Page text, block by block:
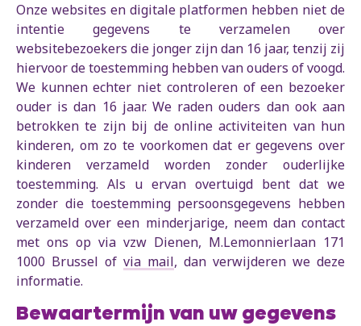
Onze websites en digitale platformen hebben niet de
intentie gegevens te verzamelen over
websitebezoekers die jonger zijn dan 16 jaar, tenzij zij
hiervoor de toestemming hebben van ouders of voogd.
We kunnen echter niet controleren of een bezoeker
ouder is dan 16 jaar. We raden ouders dan ook aan
betrokken te zijn bij de online activiteiten van hun
kinderen, om zo te voorkomen dat er gegevens over
kinderen verzameld worden zonder ouderlijke
toestemming. Als u ervan overtuigd bent dat we
zonder die toestemming persoonsgegevens hebben
verzameld over een minderjarige, neem dan contact
met ons op via vzw Dienen, M.Lemonnierlaan 171
1000 Brussel of via mail, dan verwijderen we deze
informatie.
Bewaartermijn van uw gegevens